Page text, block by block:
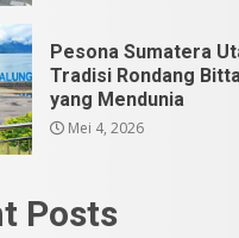
SUCI Season 11:
Stand Up Comedy
KompasTV
April 23, 2026
Sumatera Utara
Posts